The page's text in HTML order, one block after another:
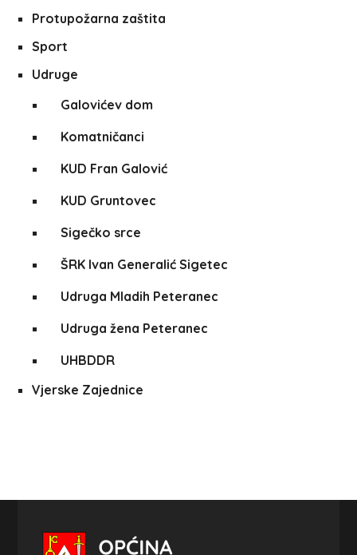
Protupožarna zaštita
Sport
Udruge
Galovićev dom
Komatničanci
KUD Fran Galović
KUD Gruntovec
Sigečko srce
ŠRK Ivan Generalić Sigetec
Udruga Mladih Peteranec
Udruga žena Peteranec
UHBDDR
Vjerske Zajednice